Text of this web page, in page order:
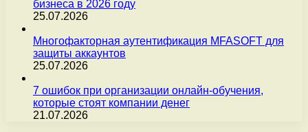
бизнеса в 2026 году
25.07.2026
Многофакторная аутентификация MFASOFT для
защиты аккаунтов
25.07.2026
7 ошибок при организации онлайн-обучения,
которые стоят компании денег
21.07.2026